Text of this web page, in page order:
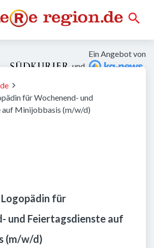
Ein Angebot von
und
für Wochenend- und
auf Minijobbasis (m/w/d)
für
und Feiertagsdienste auf
(m/w/d)